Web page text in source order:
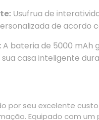
Usufrua de
de acordo
A bateria de 5000 mAh
casa inteligente
por seu excelente
Equipado com